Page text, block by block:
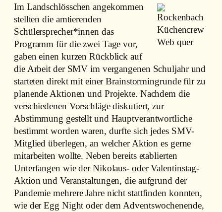
Im Landschlösschen angekommen
stellten die amtierenden
Schülersprecher*innen das
Programm für die zwei Tage vor,
gaben einen kurzen Rückblick auf
die Arbeit der SMV im vergangenen Schuljahr und
starteten direkt mit einer Brainstormingrunde für zu
planende Aktionen und Projekte. Nachdem die
verschiedenen Vorschläge diskutiert, zur
Abstimmung gestellt und Hauptverantwortliche
bestimmt worden waren, durfte sich jedes SMV-
Mitglied überlegen, an welcher Aktion es gerne
mitarbeiten wollte. Neben bereits etablierten
Unterfangen wie der Nikolaus- oder Valentinstag-
Aktion und Veranstaltungen, die aufgrund der
Pandemie mehrere Jahre nicht stattfinden konnten,
wie der Egg Night oder dem Adventswochenende,